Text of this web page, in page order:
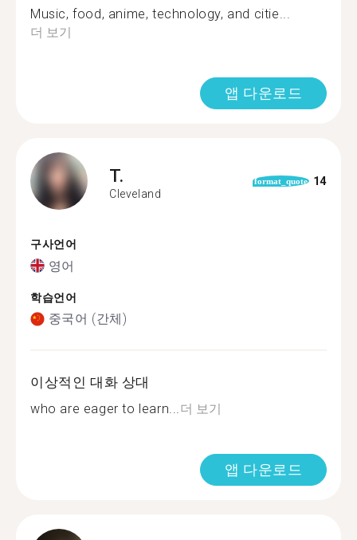
Music, food, anime, technology, and citie...
더 보기
앱 다운로드
T.
Cleveland
format_quote 14
구사언어
영어
학습언어
중국어 (간체)
이상적인 대화 상대
who are eager to learn...더 보기
앱 다운로드